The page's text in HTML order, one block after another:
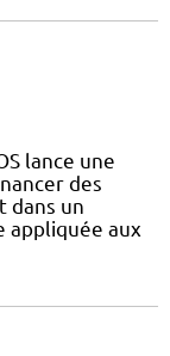
lance une
des
dans un
appliquée aux